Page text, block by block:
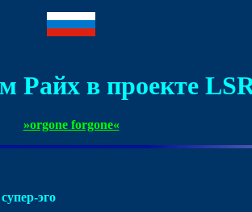
Райх в проекте
»orgone forgone«
эго